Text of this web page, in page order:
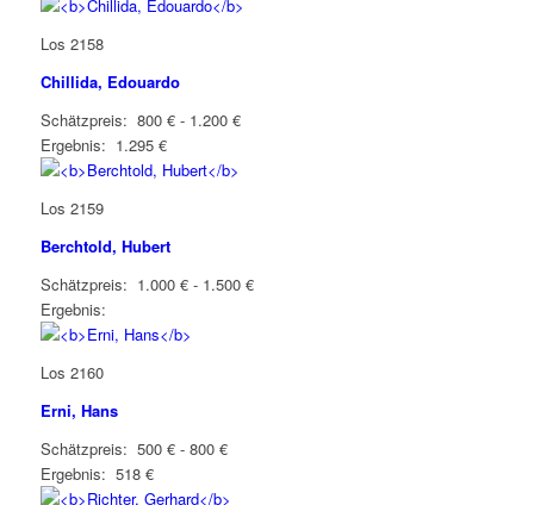
Los 2158
Chillida, Edouardo
Schätzpreis: 800 € - 1.200 €
Ergebnis: 1.295 €
Los 2159
Berchtold, Hubert
Schätzpreis: 1.000 € - 1.500 €
Ergebnis:
Los 2160
Erni, Hans
Schätzpreis: 500 € - 800 €
Ergebnis: 518 €